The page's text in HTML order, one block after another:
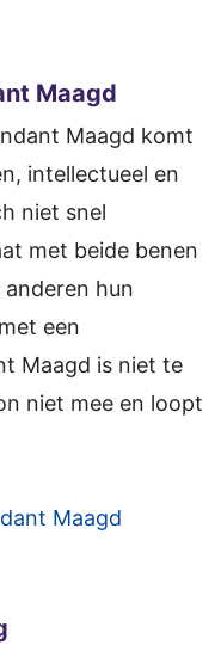
Maagd
Maagd komt
intellectueel en
niet snel
met beide benen
hun
een
Maagd is niet te
niet mee en loopt
Maagd